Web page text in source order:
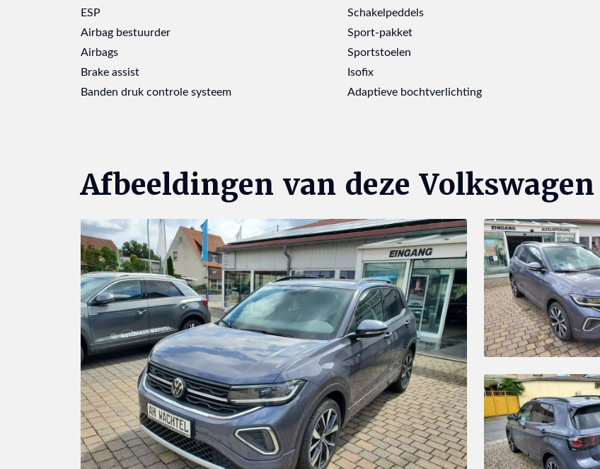
ESP
Airbag bestuurder
Airbags
Brake assist
Banden druk controle systeem
Schakelpeddels
Sport-pakket
Sportstoelen
Isofix
Adaptieve bochtverlichting
Afbeeldingen van deze